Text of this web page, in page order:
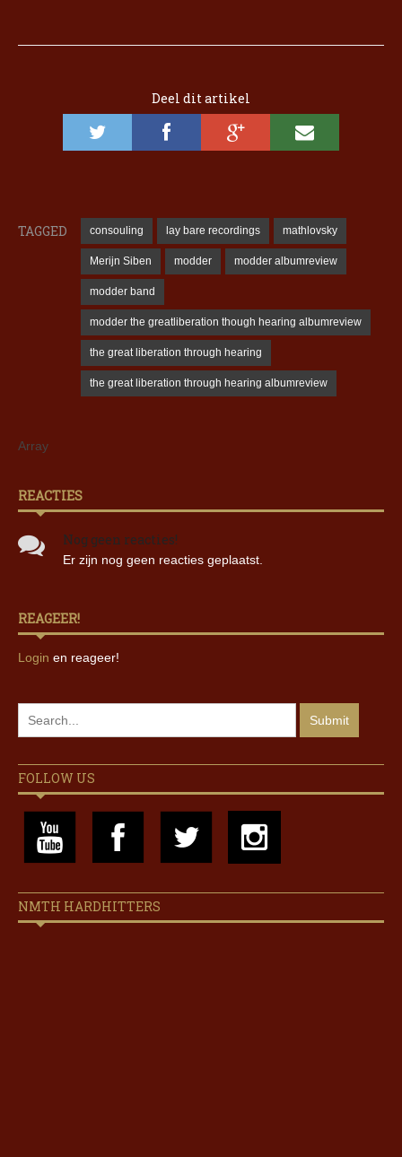
Deel dit artikel
TAGGED consouling lay bare recordings mathlovsky
Merijn Siben modder modder albumreview
modder band
modder the greatliberation though hearing albumreview
the great liberation through hearing
the great liberation through hearing albumreview
Array
REACTIES
Nog geen reacties!
Er zijn nog geen reacties geplaatst.
REAGEER!
Login en reageer!
FOLLOW US
NMTH HARDHITTERS